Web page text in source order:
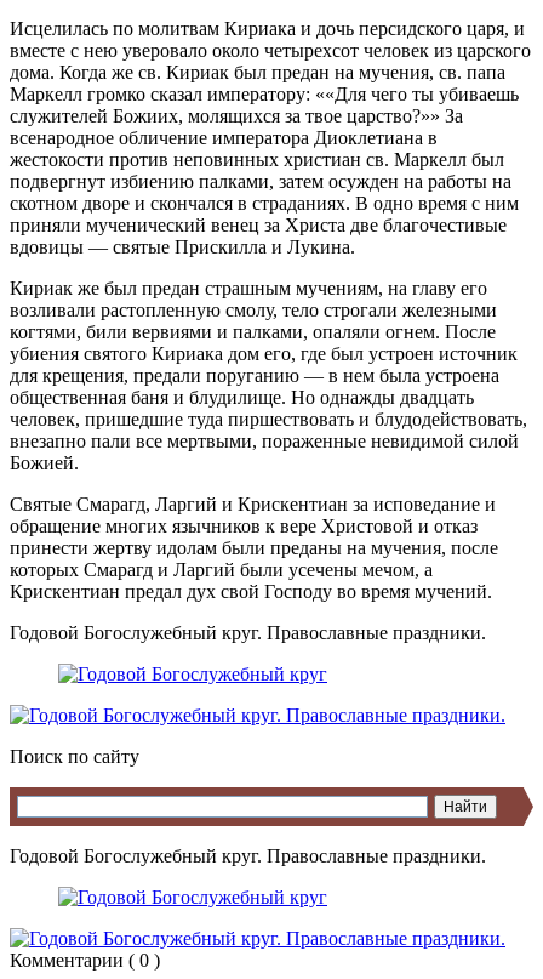
Исцелилась по молитвам Кириака и дочь персидского царя, и
вместе с нею уверовало около четырехсот человек из царского
дома. Когда же св. Кириак был предан на мучения, св. папа
Маркелл громко сказал императору:
«Для чего ты убиваешь
служителей Божиих, молящихся за твое царство?»
За
всенародное обличение императора Диоклетиана в
жестокости против неповинных христиан св. Маркелл был
подвергнут избиению палками, затем осужден на работы на
скотном дворе и скончался в страданиях. В одно время с ним
приняли мученический венец за Христа две благочестивые
вдовицы — святые Прискилла и Лукина.
Кириак же был предан страшным мучениям, на главу его
возливали растопленную смолу, тело строгали железными
когтями, били вервиями и палками, опаляли огнем. После
убиения святого Кириака дом его, где был устроен источник
для крещения, предали поруганию — в нем была устроена
общественная баня и блудилище. Но однажды двадцать
человек, пришедшие туда пиршествовать и блудодействовать,
внезапно пали все мертвыми, пораженные невидимой силой
Божией.
Святые Смарагд, Ларгий и Крискентиан за исповедание и
обращение многих язычников к вере Христовой и отказ
принести жертву идолам были преданы на мучения, после
которых Смарагд и Ларгий были усечены мечом, а
Крискентиан предал дух свой Господу во время мучений.
Годовой Богослужебный круг. Православные праздники.
Поиск по сайту
Годовой Богослужебный круг. Православные праздники.
Комментарии ( 0 )